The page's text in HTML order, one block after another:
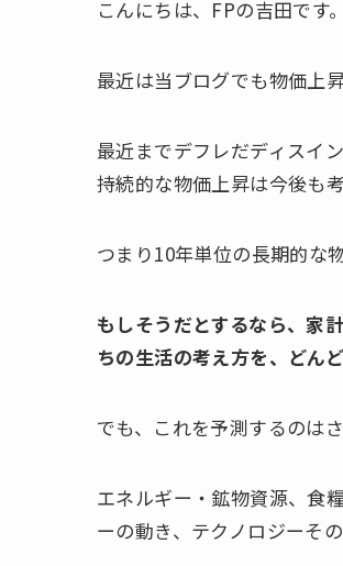
こんにちは、FPの吉田です。
最近は当ブログでも物価上
最近までデフレだディスイ
持続的な物価上昇は今後も
つまり10年単位の長期的な
もしそうだとするなら、家
ちの生活の考え方を、どん
でも、これを予測するのは
エネルギー・鉱物資源、食
ーの動き、テクノロジーそ